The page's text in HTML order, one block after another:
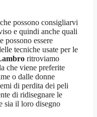
possono consigliarvi
e quindi anche quali
possono essere
tecniche usate per le
ritroviamo
che viene preferite
o dalle donne
di perdita dei peli
di ridisegnare le
sia il loro disegno